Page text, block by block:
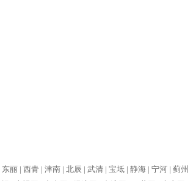
东丽 |西青 |津南 |北辰 |武清 |宝坻 |静海 |宁河 |蓟州